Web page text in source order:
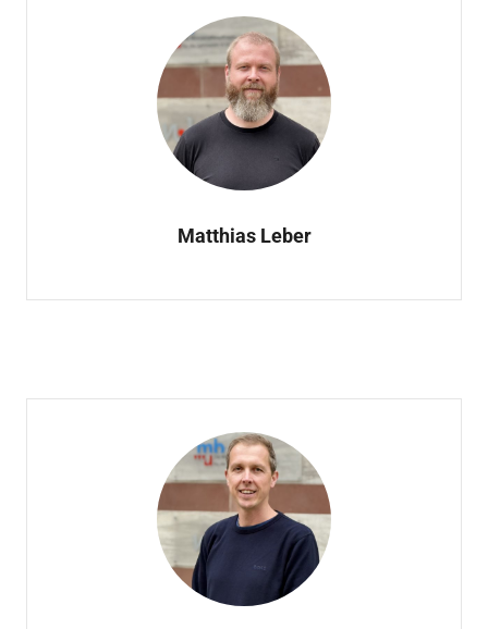
Matthias Leber